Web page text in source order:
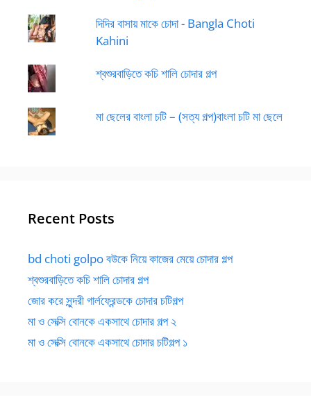
দিদির বাসায় মাকে চোদা - Bangla Choti
Kahini
শ্বশুরবাড়িতে কচি শালি চোদার গল্প
মা ছেলের বাংলা চটি – (সত্য গল্প)বাংলা চটি মা ছেলে
Recent Posts
bd choti golpo বউকে নিয়ে কাজের মেয়ে চোদার গল্প
শ্বশুরবাড়িতে কচি শালি চোদার গল্প
জোর করে সুন্দরী গার্লফ্রেন্ডকে চোদার চটিগল্প
মা ও সেক্সি বোনকে একসাথে চোদার গল্প ২
মা ও সেক্সি বোনকে একসাথে চোদার চটিগল্প ১